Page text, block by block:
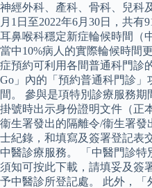
神經外科、產科、骨科、兒科
月1日至2022年6月30日，共有
耳鼻喉科穩定新症輪候時間（
當中10%病人的實際輪候時間
症預約可利用各間普通科門診
Go」內的「預約普通科門診
間。 參與是項特別診療服務
掛號時出示身份證明文件（正
衞生署發出的隔離令/衞生署發
士紀錄，和填寫及簽署登記表
中醫診療服務。 「中醫門診
須知可按此下載，請填妥及簽
予中醫診所登記處。 此外，